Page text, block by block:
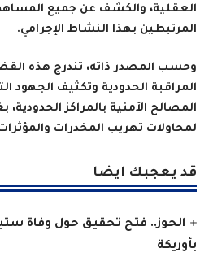
العقلية، والكشف عن جميع
المرتبطين بهذا النشاط الإجرامي.
وحسب المصدر ذاته، تندرج هذه
المراقبة الحدودية وتكثيف الجهود
المصالح الأمنية بالمراكز
لمحاولات تهريب المخدرات
قد يعجبك ايضا
الحوز.. فتح تحقيق حول وفاة
بأوريكة